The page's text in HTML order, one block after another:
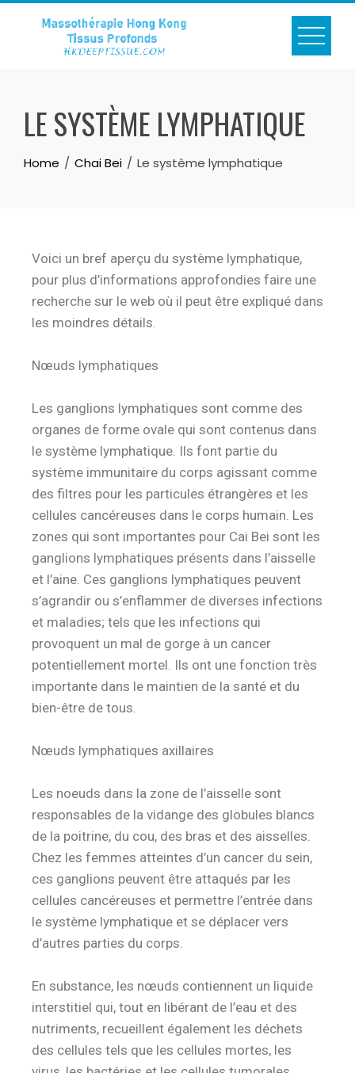
LE SYSTÈME LYMPHATIQUE
Home Chai Bei Le système lymphatique
Voici un bref aperçu du système lymphatique,
pour plus d’informations approfondies faire une
recherche sur le web où il peut être expliqué dans
les moindres détails.
Nœuds lymphatiques
Les ganglions lymphatiques sont comme des
organes de forme ovale qui sont contenus dans
le système lymphatique. Ils font partie du
système immunitaire du corps agissant comme
des filtres pour les particules étrangères et les
cellules cancéreuses dans le corps humain. Les
zones qui sont importantes pour Cai Bei sont les
ganglions lymphatiques présents dans l’aisselle
et l’aine. Ces ganglions lymphatiques peuvent
s’agrandir ou s’enflammer de diverses infections
et maladies; tels que les infections qui
provoquent un mal de gorge à un cancer
potentiellement mortel. Ils ont une fonction très
importante dans le maintien de la santé et du
bien-être de tous.
Nœuds lymphatiques axillaires
Les noeuds dans la zone de l’aisselle sont
responsables de la vidange des globules blancs
de la poitrine, du cou, des bras et des aisselles.
Chez les femmes atteintes d’un cancer du sein,
ces ganglions peuvent être attaqués par les
cellules cancéreuses et permettre l’entrée dans
le système lymphatique et se déplacer vers
d’autres parties du corps.
En substance, les nœuds contiennent un liquide
interstitiel qui, tout en libérant de l’eau et des
nutriments, recueillent également les déchets
des cellules tels que les cellules mortes, les